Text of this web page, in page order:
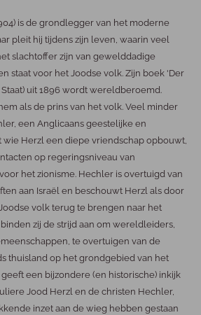
is de grondlegger van het moderne
pleit hij tijdens zijn leven, waarin veel
slachtoffer zijn van gewelddadige
staat voor het Joodse volk. Zijn boek 'Der
uit 1896 wordt wereldberoemd.
als de prins van het volk. Veel minder
een Anglicaans geestelijke en
Herzl een diepe vriendschap opbouwt,
op regeringsniveau van
het zionisme. Hechler is overtuigd van
aan Israël en beschouwt Herzl als door
volk terug te brengen naar het
zij de strijd aan om wereldleiders,
te overtuigen van de
thuisland op het grondgebied van het
een bijzondere (en historische) inkijk
Jood Herzl en de christen Hechler,
inzet aan de wieg hebben gestaan